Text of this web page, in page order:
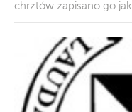
chrztów zapisano go